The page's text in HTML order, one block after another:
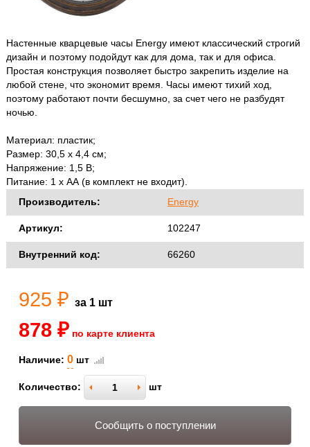
Настенные кварцевые часы Energy имеют классический строгий
дизайн и поэтому подойдут как для дома, так и для офиса.
Простая конструкция позволяет быстро закрепить изделие на
любой стене, что экономит время. Часы имеют тихий ход,
поэтому работают почти бесшумно, за счет чего не разбудят
ночью.
Материал: пластик;
Размер: 30,5 x 4,4 см;
Напряжение: 1,5 В;
Питание: 1 x АА (в комплект не входит).
Производитель:
Energy
Артикул: 102247
Внутренний код: 66260
925 ₽ за 1 шт
878 ₽ по карте клиента
Наличие: 0 шт
Количество: шт
Сообщить о поступлении